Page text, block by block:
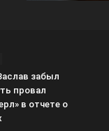
забыл
провал
в отчете о